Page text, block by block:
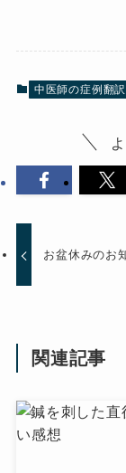
中医師の症例翻
お盆休みのお
関連記事